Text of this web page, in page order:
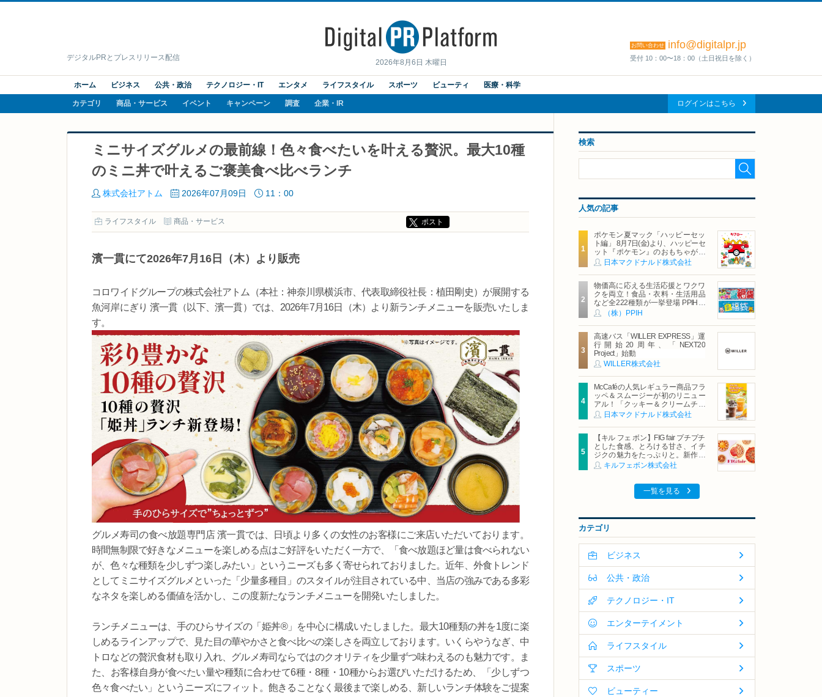
2026年8月6日 木曜日
デジタルPRとプレスリリース配信
お問い合わせ info@digitalpr.jp
受付 10：00〜18：00（土日祝日を除く）
ホーム ビジネス 公共・政治 テクノロジー・IT エンタメ ライフスタイル スポーツ ビューティ 医療・科学
カテゴリ 商品・サービス イベント キャンペーン 調査 企業・IR ログインはこちら
ミニサイズグルメの最前線！色々食べたいを叶える贅沢。最大10種
のミニ丼で叶えるご褒美食べ比べランチ
株式会社アトム 2026年07月09日 11：00
ライフスタイル 商品・サービス ポスト
濱一貫にて2026年7月16日（木）より販売
コロワイドグループの株式会社アトム（本社：神奈川県横浜市、代表取締役社長：植田剛史）が展開する
魚河岸にぎり 濱一貫（以下、濱一貫）では、2026年7月16日（木）より新ランチメニューを販売いたしま
す。
グルメ寿司の食べ放題専門店 濱一貫では、日頃より多くの女性のお客様にご来店いただいております。
時間無制限で好きなメニューを楽しめる点はご好評をいただく一方で、「食べ放題ほど量は食べられない
が、色々な種類を少しずつ楽しみたい」というニーズも多く寄せられておりました。近年、外食トレンド
としてミニサイズグルメといった「少量多種目」のスタイルが注目されている中、当店の強みである多彩
なネタを楽しめる価値を活かし、この度新たなランチメニューを開発いたしました。
ランチメニューは、手のひらサイズの「姫丼®」を中心に構成いたしました。最大10種類の丼を1度に楽
しめるラインアップで、見た目の華やかさと食べ比べの楽しさを両立しております。いくらやうなぎ、中
トロなどの贅沢食材も取り入れ、グルメ寿司ならではのクオリティを少量ずつ味わえるのも魅力です。ま
た、お客様自身が食べたい量や種類に合わせて6種・8種・10種からお選びいただけるため、「少しずつ
色々食べたい」というニーズにフィット。飽きることなく最後まで楽しめる、新しいランチ体験をご提案
検索
人気の記事
ポケモン夏マック「ハッピーセッ
ト編」 8月7日(金)より、ハッピーセ
ット『ポケモン』のおもちゃが期
間限定登場
日本マクドナルド株式会社
物価高に応える生活応援とワクワ
クを両立！食品・衣料・生活用品
など全222種類が一挙登場 PPIHグ
ループ「夏福袋」＆セール 8月6日
(木)より順次スタート
（株）PPIH
高速バス「WILLER EXPRESS」運
行開始20周年、「NEXT20
Project」始動
WILLER株式会社
McCaféの人気レギュラー商品フラ
ッペ＆スムージーが初のリニュー
アル！「クッキー＆クリームチョ
コフラッペ」「マンゴースムージ
ー」8月5日（水）から販売開始
日本マクドナルド株式会社
【キル フェ ボン】FIG fair プチプチ
とした食感、とろける甘さ、イチ
ジクの魅力をたっぷりと。新作を
含め、イチジク尽くしの全4種が登
場8月20日（木）スタート
キルフェボン株式会社
一覧を見る
カテゴリ
ビジネス
公共・政治
テクノロジー・IT
エンターテイメント
ライフスタイル
スポーツ
ビューティー